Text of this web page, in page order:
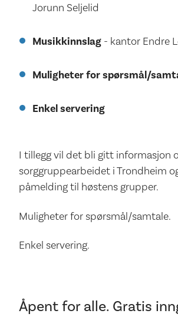
Jorunn Seljelid
Musikkinnslag - kantor Endre
Muligheter for spørsmål/
Enkel servering
I tillegg vil det bli gitt informasjon
sorggruppearbeidet i Trondheim
påmelding til høstens grupper.
Muligheter for spørsmål/samtale.
Enkel servering.
Åpent for alle. Gratis